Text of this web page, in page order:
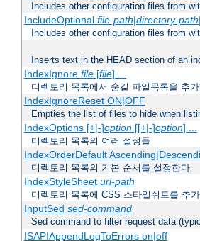
Includes other configuration files from
IncludeOptional file-path|directory-path|
Includes other configuration files from
Inserts text in the HEAD section of an
IndexIgnore file[file] ...
디렉토리 목록에서 숨길 파일목록을 추
IndexIgnoreReset ON|OFF
Empties the list of files to hide when
IndexOptions [+|-]option[[+|-]option] ...
디렉토리 목록의 여러 설정들
IndexOrderDefault
디렉토리 목록의 기본 순서를 설정한다
IndexStyleSheet url-path
디렉토리 목록에 CSS 스타일쉬트를 추
InputSed sed-command
Sed command to filter request data
ISAPIAppendLogToErrors on|off